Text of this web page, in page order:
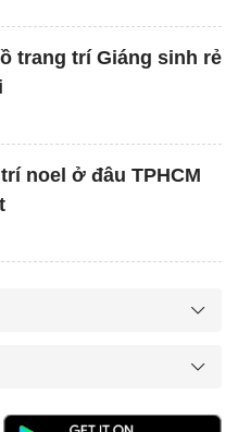
trang trí Giáng sinh rẻ
noel ở đâu TPHCM